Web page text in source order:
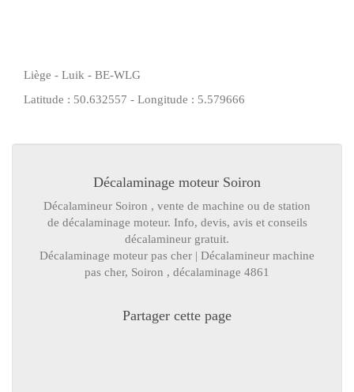
Liège - Luik - BE-WLG
Latitude : 50.632557 - Longitude : 5.579666
Décalaminage moteur Soiron
Décalamineur Soiron , vente de machine ou de station
de décalaminage moteur. Info, devis, aviset conseils
décalamineur gratuit.
Décalaminage moteur pas cher | Décalamineur machine
pas cher, Soiron , décalaminage 4861
Partager cette page